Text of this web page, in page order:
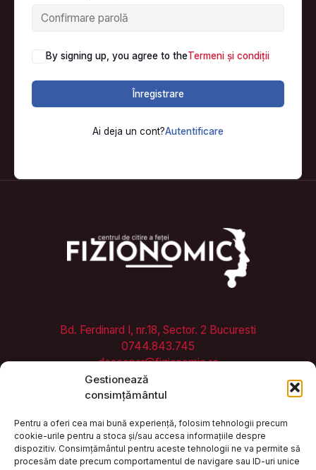
Gestionează
consimțământul
Pentru a oferi cea mai bună experiență, folosim tehnologii precum
cookie-urile pentru a stoca și/sau accesa informațiile despre
dispozitiv. Consimțământul pentru aceste tehnologii ne va permite să
procesăm date precum comportamentul de navigare sau ID-uri unice
By signing up, you agree to theTermeni și condiții
Înregistrare
Ai deja un cont?Autentificare
Bd. Ferdinard I, nr.18, Sector. 2 Bucuresti
0744.843.745
descopar@fizionomic.ro
Servicii Fizionomic
Start
Învață Fizionomic
Contact